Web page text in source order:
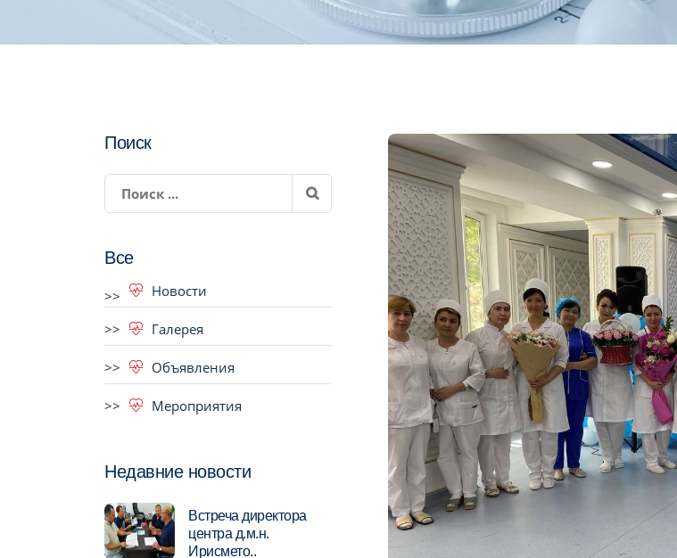
Поиск
Все
Новости
Галерея
Объявления
Мероприятия
Недавние новости
Встреча директора
центра д.м.н.
Ирисмето..